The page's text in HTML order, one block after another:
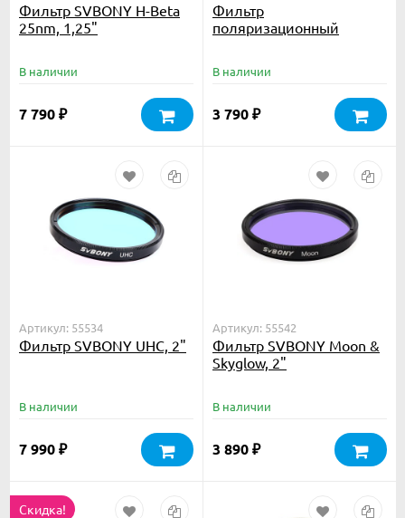
Фильтр SVBONY H-Beta
25nm, 1,25"
В наличии
7 790 ₽
Фильтр
поляризационный
В наличии
3 790 ₽
Артикул: 55534
Фильтр SVBONY UHC, 2"
В наличии
7 990 ₽
Артикул: 55542
Фильтр SVBONY Moon &
Skyglow, 2"
В наличии
3 890 ₽
Скидка!